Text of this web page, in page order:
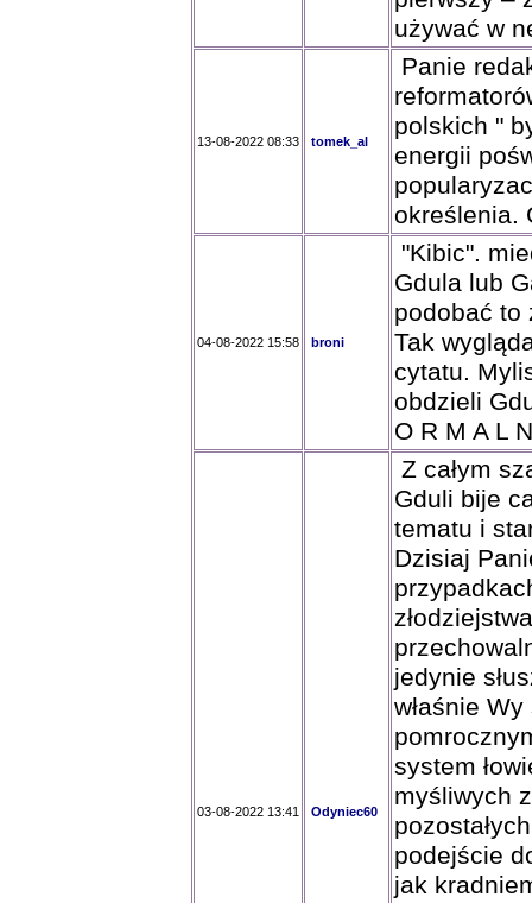
używać w
13-08-2022 08:33 tomek_al
Panie
polskich "
energii
określenia.
04-08-2022 15:58 broni
"Kibic".
Gdula lub
podobać to
Tak
cytatu.
obdzieli
O R M A L
03-08-2022 13:41 Odyniec60
Z całym
Gduli bije
tematu i
Dzisiaj
jedynie
właśnie
system
myśliwych
podejście
jak